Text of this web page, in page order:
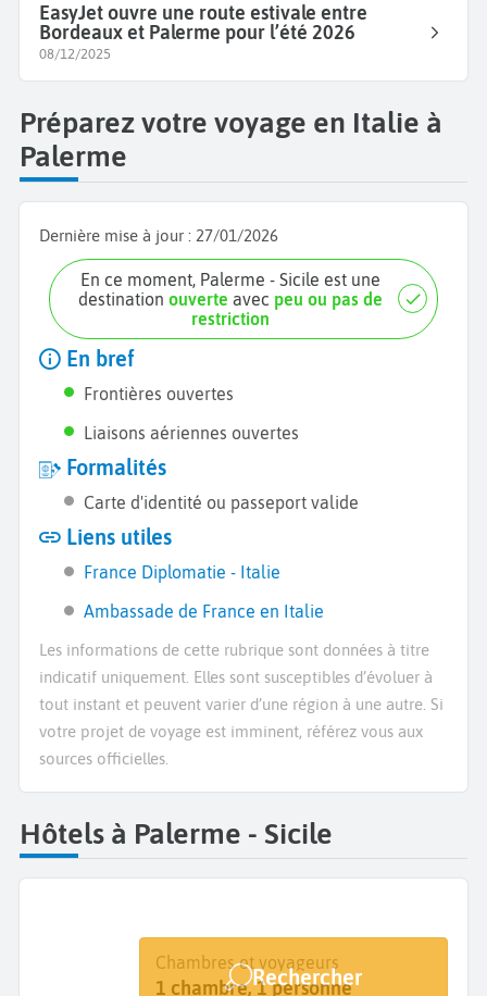
EasyJet ouvre une route estivale entre
Bordeaux et Palerme pour l’été 2026
08/12/2025
Préparez votre voyage en Italie à
Palerme
Dernière mise à jour : 27/01/2026
En ce moment, Palerme - Sicile est une
destinationouverte avec peu ou pas de
restriction
En bref
Frontières ouvertes
Liaisons aériennes ouvertes
Formalités
Carte d'identité ou passeport valide
Liens utiles
France Diplomatie - Italie
Ambassade de France en Italie
Les informations de cette rubrique sont données à titre
indicatif uniquement. Elles sont susceptibles d’évoluer à
tout instant et peuvent varier d’une région à une autre. Si
votre projet de voyage est imminent, référez vous aux
sources officielles.
Hôtels à Palerme - Sicile
Destination
Palerme
Dates
Dates de votre séjour
Chambres et voyageurs
1 chambre, 1 personne
Rechercher